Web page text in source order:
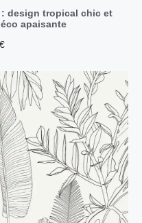
design tropical chic et
apaisante
€